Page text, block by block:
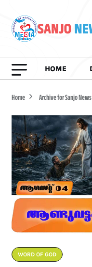
HOME
Home Archive for Sanjo News
WORD OF GOD